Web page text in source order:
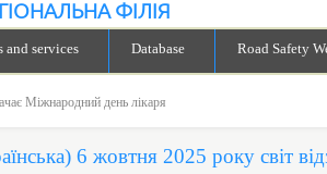
ФІЛІЯ
and services Database Road Safety
Міжнародний день лікаря
6 жовтня 2025 року світ